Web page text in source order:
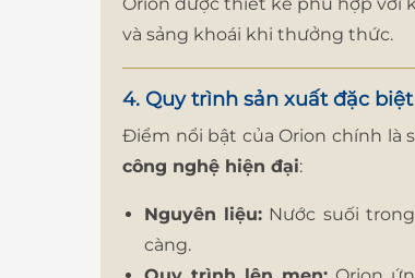
và sảng khoái khi thưởng thức.
4. Quy trình sản xuất đặc biệt
Điểm nổi bật của Orion chính là
công nghệ hiện đại:
Nguyên liệu: Nước suối
càng.